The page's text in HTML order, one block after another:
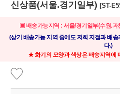
신상품(서울.경기일부)[ST-
▣ 배송가능지역 : 서울/경기일부(수원.과
(상기 배송가능 지역 중에도 저희 지점과 배송
다.)
★ 화기의 모양과 색상은 배송지역에